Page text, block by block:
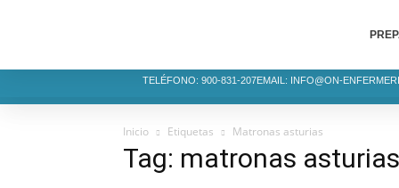
TELÉFONO: 900-831-207EMAIL: INFO@ON-
Inicio Etiquetas Matronas asturias
Tag: matronas asturias